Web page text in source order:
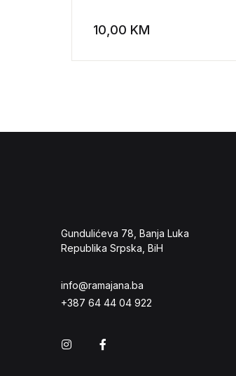
10,00 KM
Gundulićeva 78, Banja Luka
Republika Srpska, BiH
info@ramajana.ba
+387 64 44 04 922
Instagram